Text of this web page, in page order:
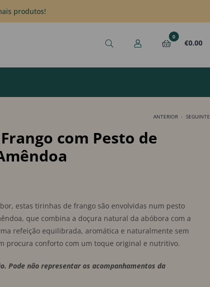
produtos!
0
€0.00
ANTERIOR SEGUINTE
com Pesto de
estas tirinhas de frango são envolvidas num pesto
que combina a doçura natural da abóbora com a
refeição equilibrada, aromática e naturalmente sem
procura conforto com um toque original e nutritivo.
Pode não representar os acompanhamentos da